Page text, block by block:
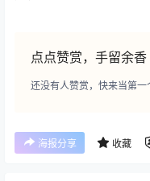
点点赞赏，手留余香
还没有人赞赏，快来当第一
海报分享 收藏